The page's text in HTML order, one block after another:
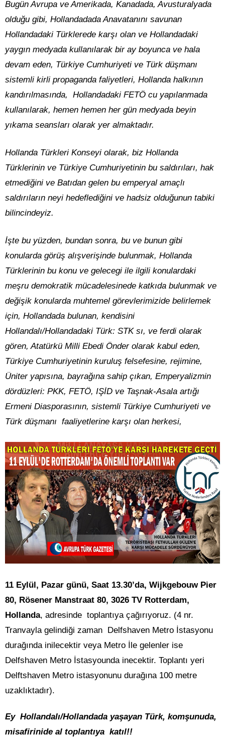
Bugün Avrupa ve Amerikada, Kanadada, Avusturalyada
olduğu gibi, Hollandadada Anavatanını savunan
Hollandadaki Türklerede karşı olan ve Hollandadaki
yaygın medyada kullanılarak bir ay boyunca ve hala
devam eden, Türkiye Cumhuriyeti ve Türk düşmanı
sistemli kirli propaganda faliyetleri, Hollanda halkının
kandırılmasında, Hollandadaki FETÖ cu yapılanmada
kullanılarak, hemen hemen her gün medyada beyin
yıkama seansları olarak yer almaktadır.
Hollanda Türkleri Konseyi olarak, biz Hollanda
Türklerinin ve Türkiye Cumhuriyetinin bu saldırıları, hak
etmediğini ve Batıdan gelen bu emperyal amaçlı
saldırıların neyi hedeflediğini ve hadsiz olduğunun tabiki
bilincindeyiz.
İşte bu yüzden, bundan sonra, bu ve bunun gibi
konularda görüş alışverişinde bulunmak, Hollanda
Türklerinin bu konu ve gelecegi ile ilgili konulardaki
meşru demokratik mücadelesinede katkıda bulunmak ve
değişik konularda muhtemel görevlerimizide belirlemek
için, Hollandada bulunan, kendisini
Hollandalı/Hollandadaki Türk: STK sı, ve ferdi olarak
gören, Atatürkü Milli Ebedi Önder olarak kabul eden,
Türkiye Cumhuriyetinin kuruluş felsefesine, rejimine,
Üniter yapısına, bayrağına sahip çıkan, Emperyalizmin
dördüzleri: PKK, FETÖ, IŞİD ve Taşnak-Asala artığı
Ermeni Diasporasının, sistemli Türkiye Cumhuriyeti ve
Türk düşmanı faaliyetlerine karşı olan herkesi,
11 Eylül, Pazar günü, Saat 13.30’da, Wijkgebouw Pier
80, Rösener Manstraat 80, 3026 TV Rotterdam,
Hollanda, adresinde toplantıya çağırıyoruz. (4 nr.
Tranvayla gelindiği zaman Delfshaven Metro İstasyonu
durağında inilecektir veya Metro İle gelenler ise
Delfshaven Metro İstasyounda inecektir. Toplantı yeri
Delftshaven Metro istasyonunu durağına 100 metre
uzaklıktadır).
Ey Hollandalı/Hollandada yaşayan Türk, komşunuda,
misafirinide al toplantıya katıl!!